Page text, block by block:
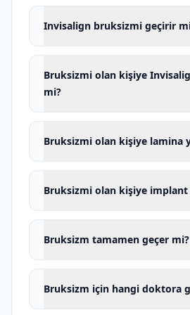
Bruksizmin bulguları
değişir. Bazı kişilerde
varken ağrı
ve eklem ağrısı
Dişlerde:kesici kenarlarda
dişi tepelerinin
çatlakları, diş kırığı, dolgu
kaplama çatlağı, lamina
ayrılması, diş hassasiyeti,
hassasiyeti, kanal tedavili
riski, kapanış
diş boylarının kısalması
Invisalign bruksizmi geçirir
Bruksizmi olan kişiye
mi?
Bruksizmi olan kişiye lamina
Bruksizmi olan kişiye implant
Bruksizm tamamen geçer mi?
Bruksizm için hangi doktora